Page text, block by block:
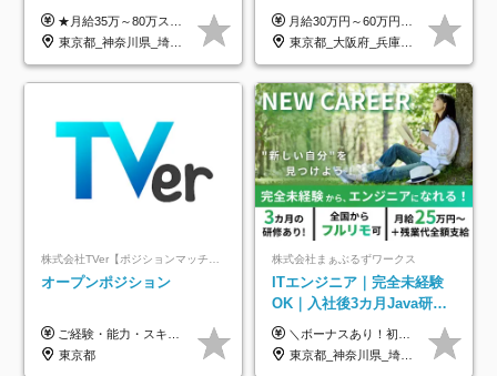
3h■最大3ヶ月の連休あり■
年休126日■20～30代活躍
中！
★月給35万～80万スタートも可 【未経験の方】 ■月給26万～80万＋賞与年2回（年2ヶ月分） 【何かしらのインフラエンジニア経験をお持ちの方】 ■月給35万～80万＋賞与年2回（年2ヶ月分） ※スキル・経験などを考慮し決定します ※試用期間6ヶ月あり。期間中は契約社員となります。その他の待遇に差異はありません（試用期間終了後、昇給の可能性あり） ※上記金額には固定残業代（月30時間分／4万9600円～15万2600円）を含みます。超過分は別途支給いたします。 ＼頑張りはインセンティブで還元！／ クライアントに貢献度を評価され、当社のエンジニアが追加で案件に参画することになるなど、会社にとって利益になる行動はしっかり評価します。 会社の成長に貢献できていることを実感でき、「もっと頑張ろう」と思える体制づくりを整えています！
東京都_神奈川県_埼玉県_千葉県_大阪府
ト案件多数*残業ほぼ0*通院
のための半休制度あり
月給30万円～60万円+住宅手当+職能手当+役職手当+決算賞与+報奨金 ※経験・能力を考慮し、優遇します ※給与には20時間分のみなし時間外手当(3万7000円以上)を含みます(超過時間分は別途追加支給) ※試用期間3～6ヵ月あり(その間の給与、待遇に差異なし) ※場合によって契約社員での採用の可能性あり(面接時に応相談)
東京都_大阪府_兵庫県_京都府_福岡県
オープンポジション
ご経験・能力・スキル等により、当社基準にて優遇・相談のうえ決定いたします。
東京都
株式会社まぁぶるずワークス
ITエンジニア｜完全未経験
OK｜入社後3カ月Java研修
｜リモート率8割以上｜充実
のキャリア支援｜残業月10h
＼ボーナスあり！初年度から年収300万円以上／ ■月給25万円～35万円＋残業代全額支給＋各種手当＋賞与年1回 ◎経験・年齢・スキルなどを考慮し、できるだけ優遇します ◎試用期間中(3カ月)は契約社員で、月給21万円＋諸手当になります。 (試用期間中は残業が発生しません。その他の待遇に変更はありません) ----------------- ＼3つの評価軸！実力次第で早期収入アップ！／ 【1】スキル(IT理解、実装力、設計) 【2】実務力(現場評価、コミュ力、品質) 【3】姿勢(自走力、意欲、責任感) この3つの評価軸で、3カ月ごとに評価。社内グレードにより、給与が決まる明確な仕組みです。何ができれば給与が上がるのか分かりやすく、実力や努力次第で早期に収入を増やせます！ 【固定残業代について】 なし（残業代は、実際の労働時間に応じて別途全額支給）
東京都_神奈川県_埼玉県_千葉県_大阪府_愛知県_北海道_青森県_岩手県_宮城県_秋田県_山形県_福島県_茨城県_栃木県_群馬県_新潟県_山梨県_長野県_富山県_石川県_福井県_静岡県_岐阜県_三重県_兵庫県_京都府_滋賀県_奈良県_和歌山県_広島県_岡山県_鳥取県_島根県_山口県_徳島県_香川県_愛媛県_高知県_福岡県_熊本県_佐賀県_長崎県_大分県_宮崎県_鹿児島県_沖縄県